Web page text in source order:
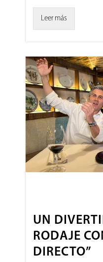
Leer más
UN
RODAJE
DIRECTO”